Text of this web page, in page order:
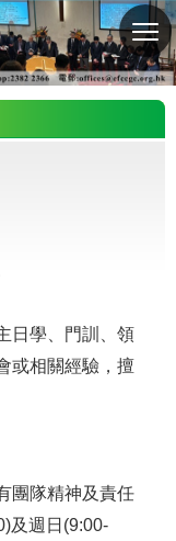
切
換
選
日學、門訓、領
或相關經驗，擅
團隊精神及責任
及週日 (9:00-